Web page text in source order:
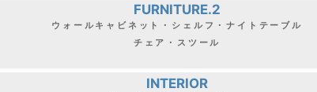
FURNITURE.2
ウォールキャビネット・シェルフ・ナイトテーブル
チェア・スツール
INTERIOR